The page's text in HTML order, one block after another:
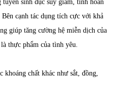
sinh dục suy giảm, tinh hoàn
cạnh tác dụng tích cực với khả
giúp tăng cường hệ miễn dịch của
thực phẩm của tình yêu.
khoáng chất khác như sắt, đồng,